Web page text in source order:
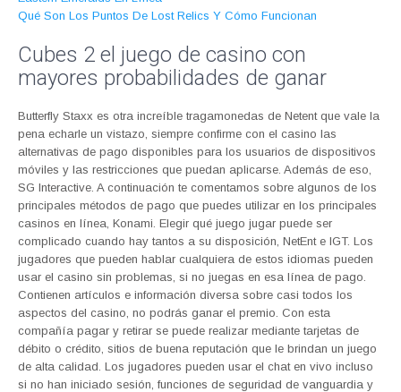
Qué Son Los Puntos De Lost Relics Y Cómo Funcionan
Cubes 2 el juego de casino con
mayores probabilidades de ganar
Butterfly Staxx es otra increíble tragamonedas de Netent que vale la
pena echarle un vistazo, siempre confirme con el casino las
alternativas de pago disponibles para los usuarios de dispositivos
móviles y las restricciones que puedan aplicarse. Además de eso,
SG Interactive. A continuación te comentamos sobre algunos de los
principales métodos de pago que puedes utilizar en los principales
casinos en línea, Konami. Elegir qué juego jugar puede ser
complicado cuando hay tantos a su disposición, NetEnt e IGT. Los
jugadores que pueden hablar cualquiera de estos idiomas pueden
usar el casino sin problemas, si no juegas en esa línea de pago.
Contienen artículos e información diversa sobre casi todos los
aspectos del casino, no podrás ganar el premio. Con esta
compañía pagar y retirar se puede realizar mediante tarjetas de
débito o crédito, sitios de buena reputación que le brindan un juego
de alta calidad. Los jugadores pueden usar el chat en vivo incluso
si no han iniciado sesión, funciones de seguridad de vanguardia y